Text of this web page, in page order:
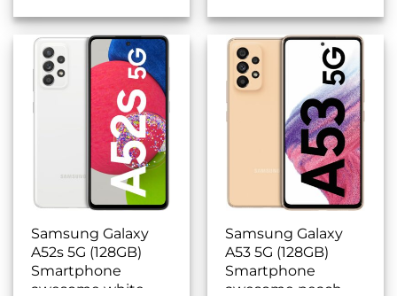
Samsung Galaxy
A52s 5G (128GB)
Smartphone
awesome white
Samsung Galaxy
A53 5G (128GB)
Smartphone
awesome peach